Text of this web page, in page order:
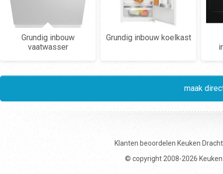
Grundig inbouw
vaatwasser
Grundig inbouw koelkast
maak
Klanten beoordelen Keuken
© copyright 2008-2026